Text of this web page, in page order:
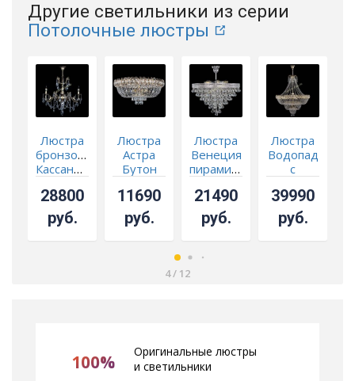
Другие светильники из серии
Потолочные люстры
Люстра
бронзовая
Кассандра
баден
28800
руб.
Люстра
Астра
Бутон
СКИДКА!!!
11690
руб.
Люстра
Венеция
пирамида
21490
руб.
Люстра
Водопад
с
№11
39990
руб.
4/ 12
100%
Оригинальные люстры
и светильники